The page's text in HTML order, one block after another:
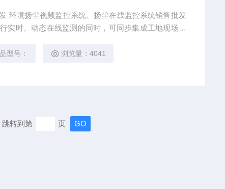
环境扬尘视频监控系统、扬尘在线监控系统销售批发
实时、动态在线监测的同时，可同步集成工地现场视
询、统计分析、考核管理等多种在线监管功能。可无
型号： 浏览量：4041
转到第 页